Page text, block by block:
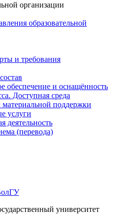
организации
образовательной
и требования
обеспечение и оснащённость
Доступная среда
поддержки
услуги
деятельность
(перевода)
университет